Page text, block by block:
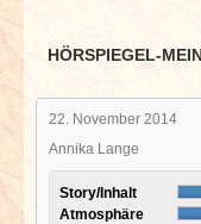
HÖRSPIEGEL-
22. November 2014
Annika Lange
Story/Inhalt
Atmosphäre